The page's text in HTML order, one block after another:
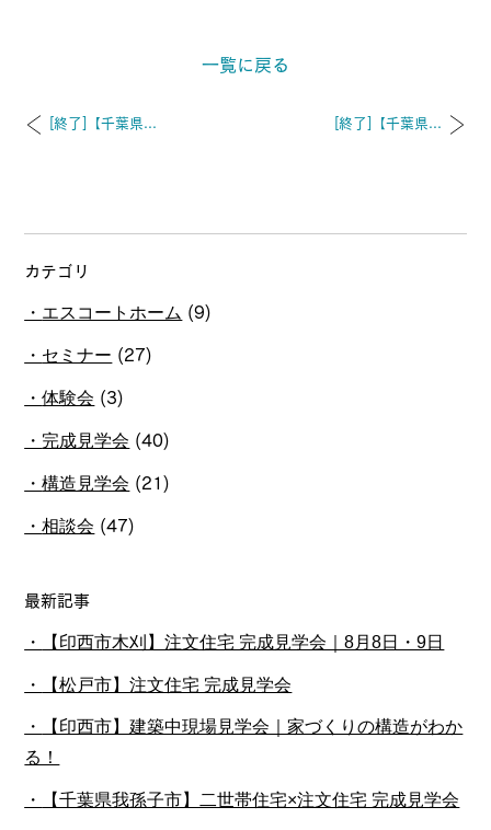
一覧に戻る
[終了]【千葉県... [終了]【千葉県...
カテゴリ
エスコートホーム (9)
セミナー (27)
体験会 (3)
完成見学会 (40)
構造見学会 (21)
相談会 (47)
最新記事
【印西市木刈】注文住宅 完成見学会｜8月8日・9日
【松戸市】注文住宅 完成見学会
【印西市】建築中現場見学会｜家づくりの構造がわか
る！
【千葉県我孫子市】二世帯住宅×注文住宅 完成見学会